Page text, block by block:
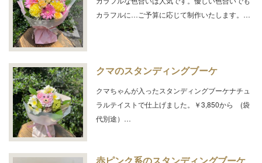
カラフルに…ご予算に応じて制作いたします。…
クマのスタンディングブーケ
クマちゃんが入ったスタンディングブーケナチュ
ラルテイストで仕上げました。￥3,850から (袋
代別途）…